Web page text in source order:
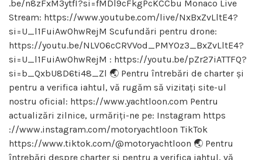
.be/n8zFxM3ytfI?si=fMDl9cFkgPcKCCbu Monaco Live
Stream: https://www.youtube.com/live/NxBxZvLltE4?
si=U_l1FuiAwOhwRejM Scufundări pentru drone:
https://youtu.be/NLV06cCRVVod_PMY0z3_BxZvLltE4?
si=U_l1FuiAwOhwRejM : https://youtu.be/pZr27iATTFQ?
si=b_QxbU8D6ti48_Zl 🌏 Pentru întrebări de charter și
pentru a verifica iahtul, vă rugăm să vizitați site-ul
nostru oficial: https://www.yachtloon.com Pentru
actualizări zilnice, urmăriți-ne pe: Instagram https
://www.instagram.com/motoryachtloon TikTok
https://www.tiktok.com/@motoryachtloon 🌏 Pentru
întrebări despre charter și pentru a verifica iahtul, vă